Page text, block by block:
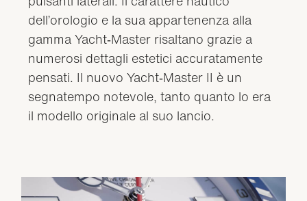
dell’orologio e la sua appartenenza alla
gamma Yacht‑Master risaltano grazie a
numerosi dettagli estetici accuratamente
pensati. Il nuovo Yacht‑Master II è un
segnatempo notevole, tanto quanto lo era
il modello originale al suo lancio.